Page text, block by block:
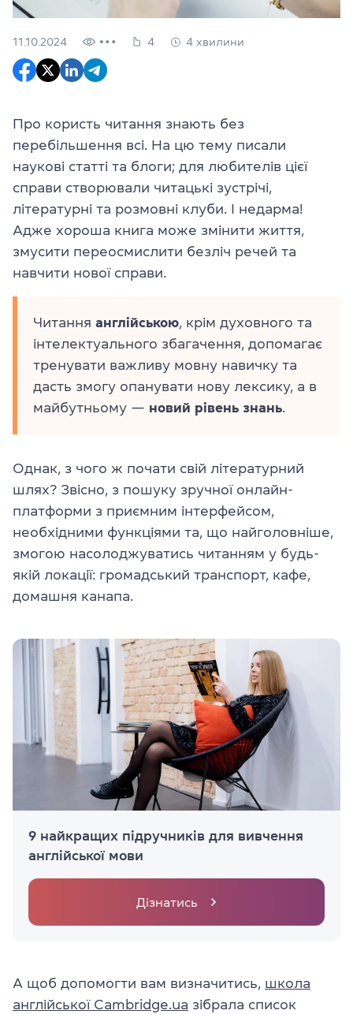
11.10.2024 4 4 хвилини
Про користь читання знають без
перебільшення всі. На цю тему писали
наукові статті та блоги; для любителів цієї
справи створювали читацькі зустрічі,
літературні та розмовні клуби. І недарма!
Адже хороша книга може змінити життя,
змусити переосмислити безліч речей та
навчити нової справи.
Читання англійською , крім духовного та
інтелектуального збагачення, допомагає
тренувати важливу мовну навичку та
дасть змогу опанувати нову лексику, а в
майбутньому — новий рівень знань
Однак, з чого ж почати свій літературний
шлях? Звісно, з пошуку зручної онлайн-
платформи з приємним інтерфейсом,
необхідними функціями та, що найголовніше,
змогою насолоджуватись читанням у будь-
якій локації: громадський транспорт, кафе,
домашня канапа.
9 найкращих підручників для вивчення
англійської мови
Дізнатись
А щоб допомогти вам визначитись, школа
англійської Cambridge.ua зібрала список